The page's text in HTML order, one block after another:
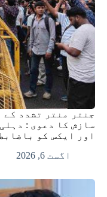
جنتر منتر تشدد کے
سازش کا دعوی :
اور ایکس کو
اگست 6, 2026